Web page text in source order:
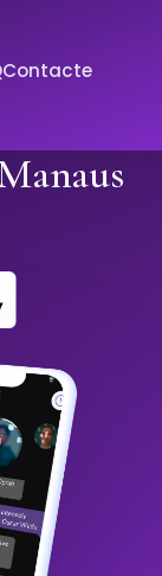
Contacte